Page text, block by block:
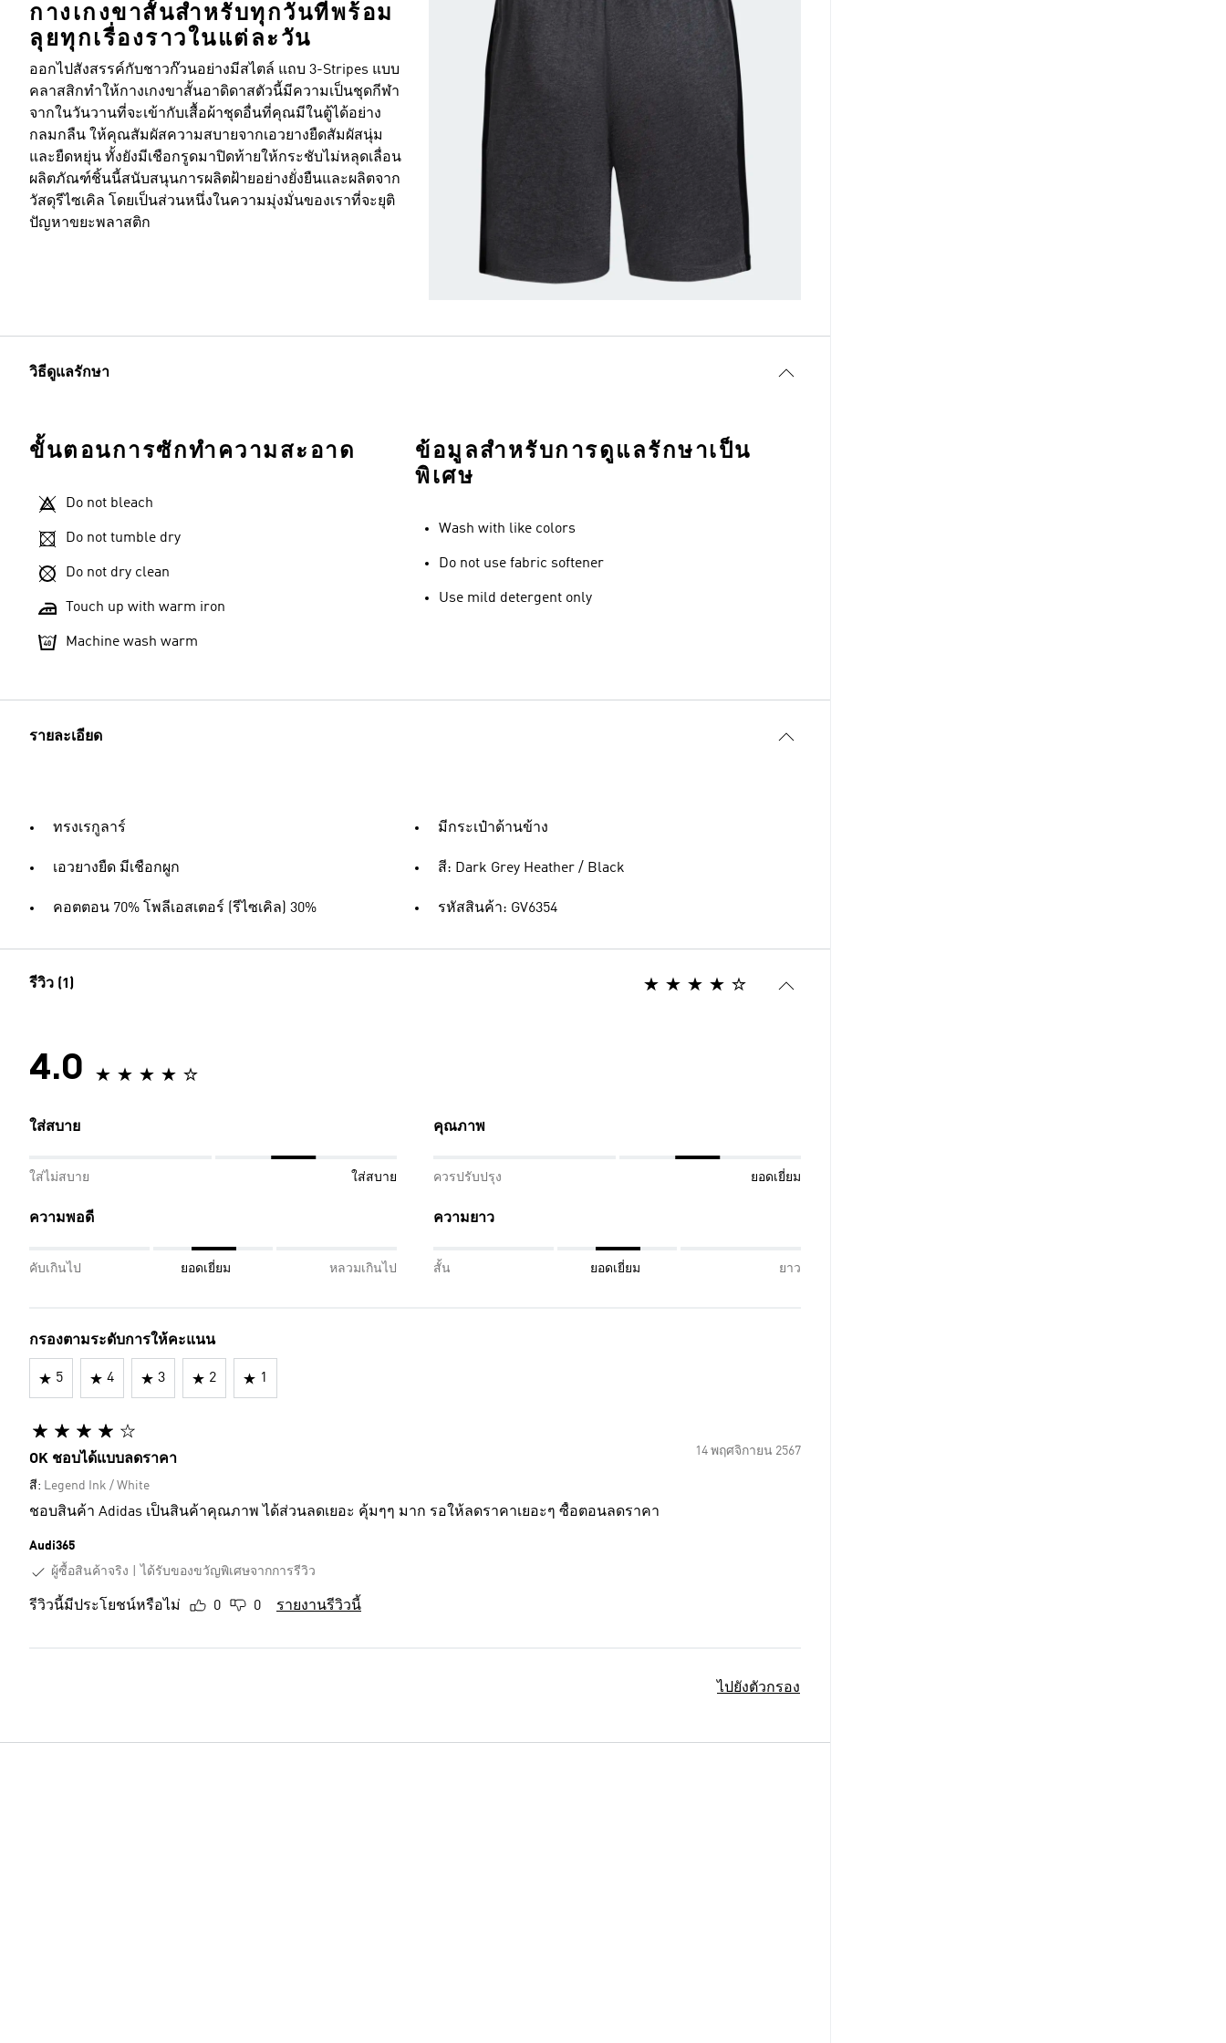
กางเกงขาสั้นสำหรับทุกวันที่พร้อม
ลุยทุกเรื่องราวในแต่ละวัน
ออกไปสังสรรค์กับชาวก๊วนอย่างมีสไตล์ แถบ 3-Stripes แบบ
คลาสสิกทำให้กางเกงขาสั้นอาดิดาสตัวนี้มีความเป็นชุดกีฬา
จากในวันวานที่จะเข้ากับเสื้อผ้าชุดอื่นที่คุณมีในตู้ได้อย่าง
กลมกลืน ให้คุณสัมผัสความสบายจากเอวยางยืดสัมผัสนุ่ม
และยืดหยุ่น ทั้งยังมีเชือกรูดมาปิดท้ายให้กระชับไม่หลุดเลื่อน
ผลิตภัณฑ์ชิ้นนี้สนับสนุนการผลิตฝ้ายอย่างยั่งยืนและผลิตจาก
วัสดุรีไซเคิล โดยเป็นส่วนหนึ่งในความมุ่งมั่นของเราที่จะยุติ
ปัญหาขยะพลาสติก
วิธีดูแลรักษา
ขั้นตอนการซักทำความสะอาด
Do not bleach
Do not tumble dry
Do not dry clean
Touch up with warm iron
Machine wash warm
ข้อมูลสำหรับการดูแลรักษาเป็น
พิเศษ
Wash with like colors
Do not use fabric softener
Use mild detergent only
รายละเอียด
ทรงเรกูลาร์
เอวยางยืด มีเชือกผูก
คอตตอน 70% โพลีเอสเตอร์ (รีไซเคิล) 30%
มีกระเป๋าด้านข้าง
สี: Dark Grey Heather / Black
รหัสสินค้า: GV6354
รีวิว (1)
4.0
ใส่สบาย
ใส่ไม่สบาย ใส่สบาย
คุณภาพ
ควรปรับปรุง ยอดเยี่ยม
ความพอดี
คับเกินไป ยอดเยี่ยม หลวมเกินไป
ความยาว
สั้น ยอดเยี่ยม ยาว
กรองตามระดับการให้คะแนน
5 4 3 2 1
14 พฤศจิกายน 2567
OK ชอบได้แบบลดราคา
สี: Legend Ink / White
ชอบสินค้า Adidas เป็นสินค้าคุณภาพ ได้ส่วนลดเยอะ คุ้มๆๆ มาก รอให้ลดราคาเยอะๆ ซื้อตอนลดราคา
Audi365
ผู้ซื้อสินค้าจริง
ได้รับของขวัญพิเศษจากการรีวิว
รีวิวนี้มีประโยชน์หรือไม่ 0 0 รายงานรีวิวนี้
ไปยังตัวกรอง